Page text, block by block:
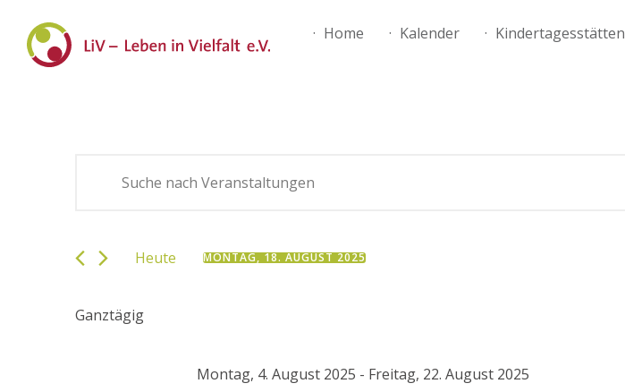
Home Kalender Kindertagesstätten
Veranstaltungen
und
Navigation
nach
Schlüsselwort.
Heute MONTAG, 18. AUGUST 2025
Ganztägig
Montag, 4. August 2025 - Freitag, 22. August 2025